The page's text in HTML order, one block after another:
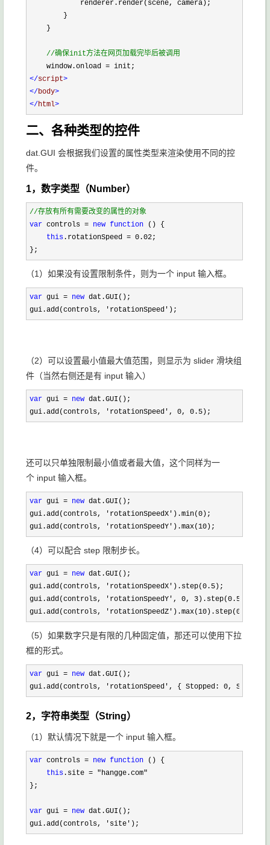
            renderer.render(scene, camera);
        }
    }
//确保init方法在网页加载完毕后被调用
    window.onload
=
</script>
</body>
</html>
二、各种类型的控件
dat.GUI 会根据我们设置的属性类型来渲染使用不同的控
件。
1，数字类型（Number）
//存放有所有需要改变的属性的对象
var controls = new function () {
this .rotationSpeed = 0.02;
};
（1）如果没有设置限制条件，则为一个 input 输入框。
var gui = new dat.GUI();
gui.add(controls,
'rotationSpeed');
（2）可以设置最小值最大值范围，则显示为 slider 滑块组
件（当然右侧还是有 input 输入）
var gui = new dat.GUI();
gui.add(controls,
'rotationSpeed', 0, 0.5);
还可以只单独限制最小值或者最大值，这个同样为一
个 input 输入框。
var gui = new dat.GUI();
gui.add(controls,
'rotationSpeedX').min(0 );
gui.add(controls,
'rotationSpeedY').max(10);
（4）可以配合 step 限制步长。
var gui = new dat.GUI();
gui.add(controls,
'rotationSpeedX').step(0.5 );
gui.add(controls,
'rotationSpeedY', 0, 3).step(0.5
gui.add(controls,
'rotationSpeedZ').max(10).step(0.5);
（5）如果数字只是有限的几种固定值，那还可以使用下拉
框的形式。
var gui = new dat.GUI();
gui.add(controls,
'rotationSpeed', { Stopped: 0, Slow:
2，字符串类型（String）
（1）默认情况下就是一个 input 输入框。
var controls = new function () {
this .site = "hangge.com"
};
var gui = new dat.GUI();
gui.add(controls,
'site');